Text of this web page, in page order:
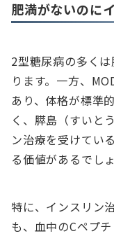
肥満がないのに
2型糖尿病の多く
ります。一方、
あり、体格が標準
く、膵島（すいと
ン治療を受けてい
る価値があるでしょ
特に、インスリン
も、血中のCペプ